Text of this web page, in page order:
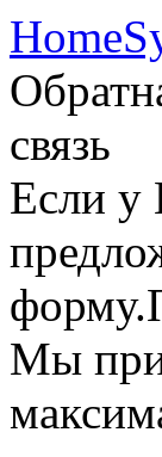
связь
Если у
Мы